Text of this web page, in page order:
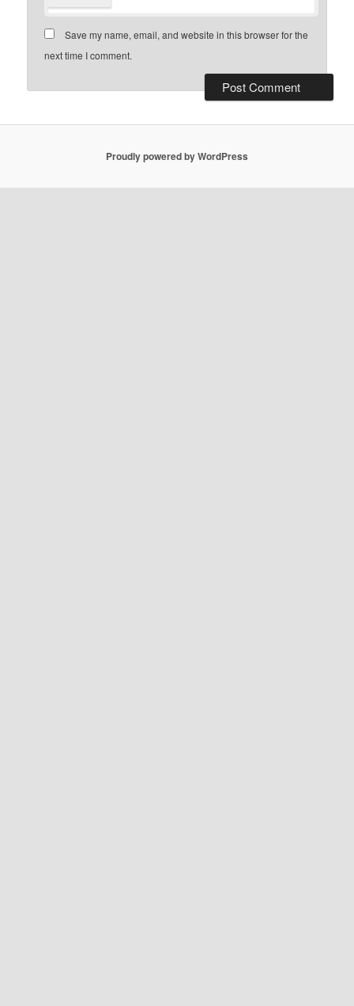
Save my name, email, and website in this browser for the
next time I comment.
Proudly powered by WordPress